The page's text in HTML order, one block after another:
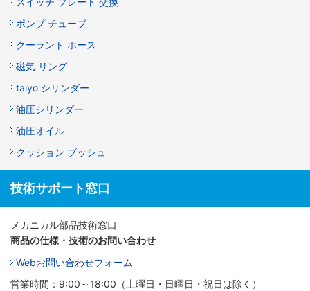
ポンプ チューブ
クーラント ホース
磁気 リング
taiyo シリンダー
油圧シリンダー
油圧オイル
クッション ブッシュ
技術サポート窓口
メカニカル部品技術窓口
商品の仕様・技術のお問い合わせ
Webお問い合わせフォーム
営業時間：9:00～18:00（土曜日・日曜日・祝日は除く）